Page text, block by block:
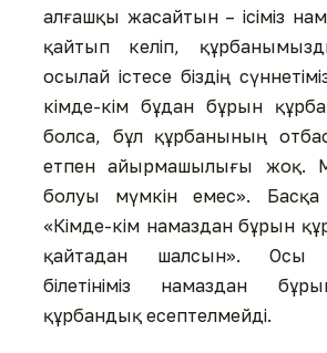
алғашқы жасайтын – ісіміз
қайтып келіп,
осылай істесе біздің
кімде-кім бұдан бұрын
болса, бұл құрбанының
етпен айырмашылығы жоқ.
болуы мүмкін емес». Басқа
«Кімде-кім намаздан бұрын
қайтадан шалсын». Осы
білетініміз намаздан
құрбандық есептелмейді.